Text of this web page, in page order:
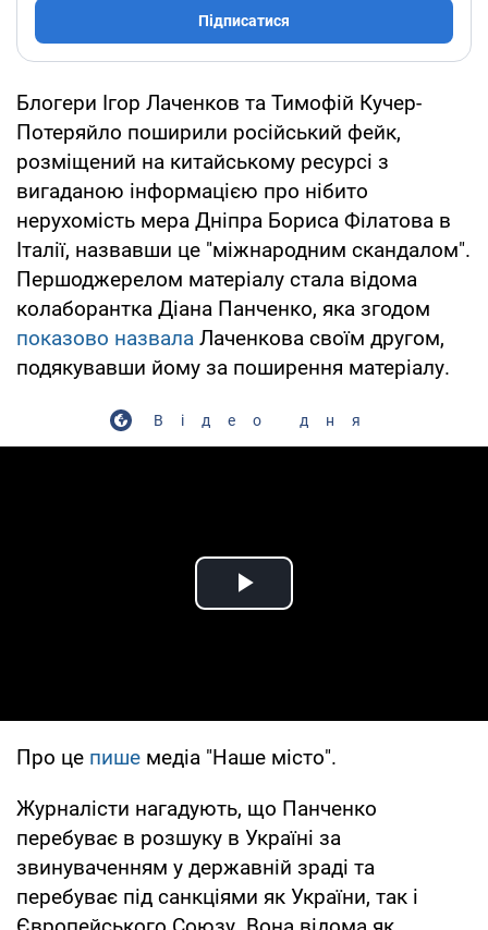
Підписатися
Блогери Ігор Лаченков та Тимофій Кучер-
Потеряйло поширили російський фейк,
розміщений на китайському ресурсі з
вигаданою інформацією про нібито
нерухомість мера Дніпра Бориса Філатова в
Італії, назвавши це "міжнародним скандалом".
Першоджерелом матеріалу стала відома
колаборантка Діана Панченко, яка згодом
показово назвала Лаченкова своїм другом,
подякувавши йому за поширення матеріалу.
Відео дня
Play Video
Про це пише медіа "Наше місто".
Журналісти нагадують, що Панченко
перебуває в розшуку в Україні за
звинуваченням у державній зраді та
перебуває під санкціями як України, так і